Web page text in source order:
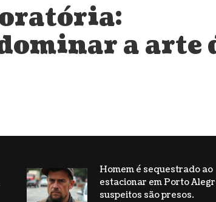
a arte
Homem é sequestrado ao
estacionar em Porto
suspeitos são presos.